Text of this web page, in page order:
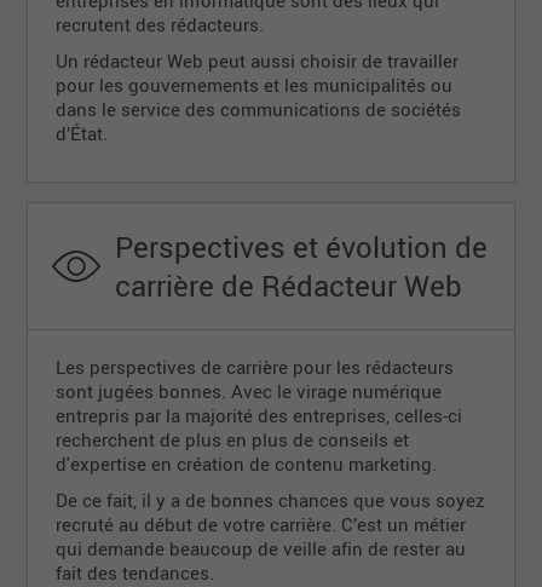
recrutent des rédacteurs.
Un rédacteur Web peut aussi choisir de travailler
pour les gouvernements et les municipalités ou
dans le service des communications de sociétés
d’État.
Perspectives et évolution de
carrière de Rédacteur Web
Les perspectives de carrière pour les rédacteurs
sont jugées bonnes. Avec le virage numérique
entrepris par la majorité des entreprises, celles-ci
recherchent de plus en plus de conseils et
d'expertise en création de contenu marketing.
De ce fait, il y a de bonnes chances que vous soyez
recruté au début de votre carrière. C’est un métier
qui demande beaucoup de veille afin de rester au
fait des tendances.